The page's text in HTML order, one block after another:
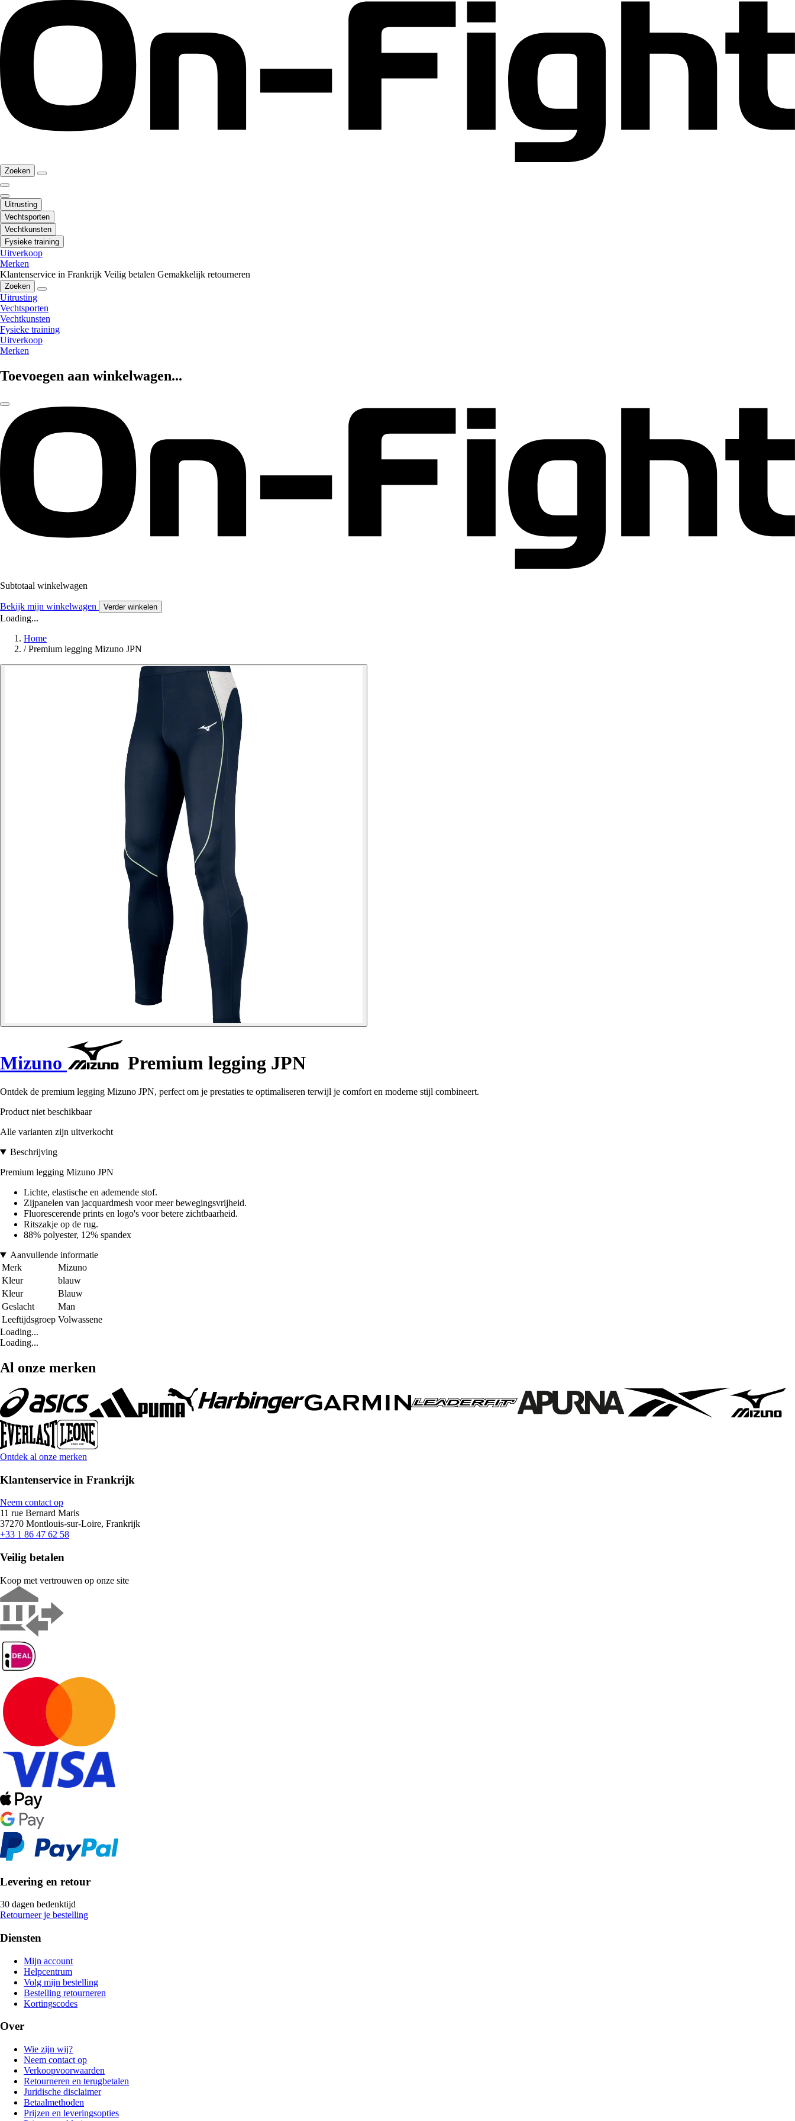
Zoeken
Uitrusting
Vechtsporten
Vechtkunsten
Fysieke training
Uitverkoop
Merken
Klantenservice in Frankrijk Veilig betalen Gemakkelijk retourneren
Zoeken
Uitrusting
Vechtsporten
Vechtkunsten
Fysieke training
Uitverkoop
Merken
Toevoegen aan winkelwagen...
Subtotaal winkelwagen
Bekijk mijn winkelwagen Verder winkelen
Loading...
Home
/ Premium legging Mizuno JPN
Mizuno Premium legging JPN
Ontdek de premium legging Mizuno JPN, perfect om je prestaties te optimaliseren terwijl je comfort en moderne stijl combineert.
Product niet beschikbaar
Alle varianten zijn uitverkocht
Beschrijving
Premium legging Mizuno JPN
Lichte, elastische en ademende stof.
Zijpanelen van jacquardmesh voor meer bewegingsvrijheid.
Fluorescerende prints en logo's voor betere zichtbaarheid.
Ritszakje op de rug.
88% polyester, 12% spandex
Aanvullende informatie
Merk
Mizuno
Kleur
blauw
Kleur
Blauw
Geslacht
Man
Leeftijdsgroep Volwassene
Loading...
Loading...
Al onze merken
Ontdek al onze merken
Klantenservice in Frankrijk
Neem contact op
11 rue Bernard Maris
37270 Montlouis-sur-Loire, Frankrijk
+33 1 86 47 62 58
Veilig betalen
Koop met vertrouwen op onze site
Levering en retour
30 dagen bedenktijd
Retourneer je bestelling
Diensten
Mijn account
Helpcentrum
Volg mijn bestelling
Bestelling retourneren
Kortingscodes
Over
Wie zijn wij?
Neem contact op
Verkoopvoorwaarden
Retourneren en terugbetalen
Juridische disclaimer
Betaalmethoden
Prijzen en leveringsopties